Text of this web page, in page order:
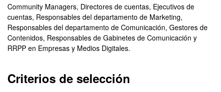
Community Managers, Directores de cuentas, Ejecutivos de
cuentas, Responsables del departamento de Marketing,
Responsables del departamento de Comunicación, Gestores de
Contenidos, Responsables de Gabinetes de Comunicación y
RRPP en Empresas y Medios Digitales.
Criterios de selección